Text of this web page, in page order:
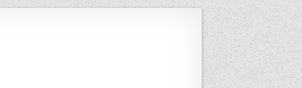
Skip to content